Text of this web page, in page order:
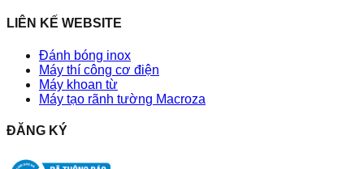
LIÊN KẾ WEBSITE
Đánh bóng inox
Máy thí công cơ điện
Máy khoan từ
Máy tạo rãnh tường Macroza
ĐĂNG KÝ